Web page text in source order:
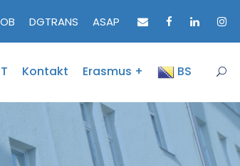
DGTRANS ASAP
Kontakt Erasmus + BS